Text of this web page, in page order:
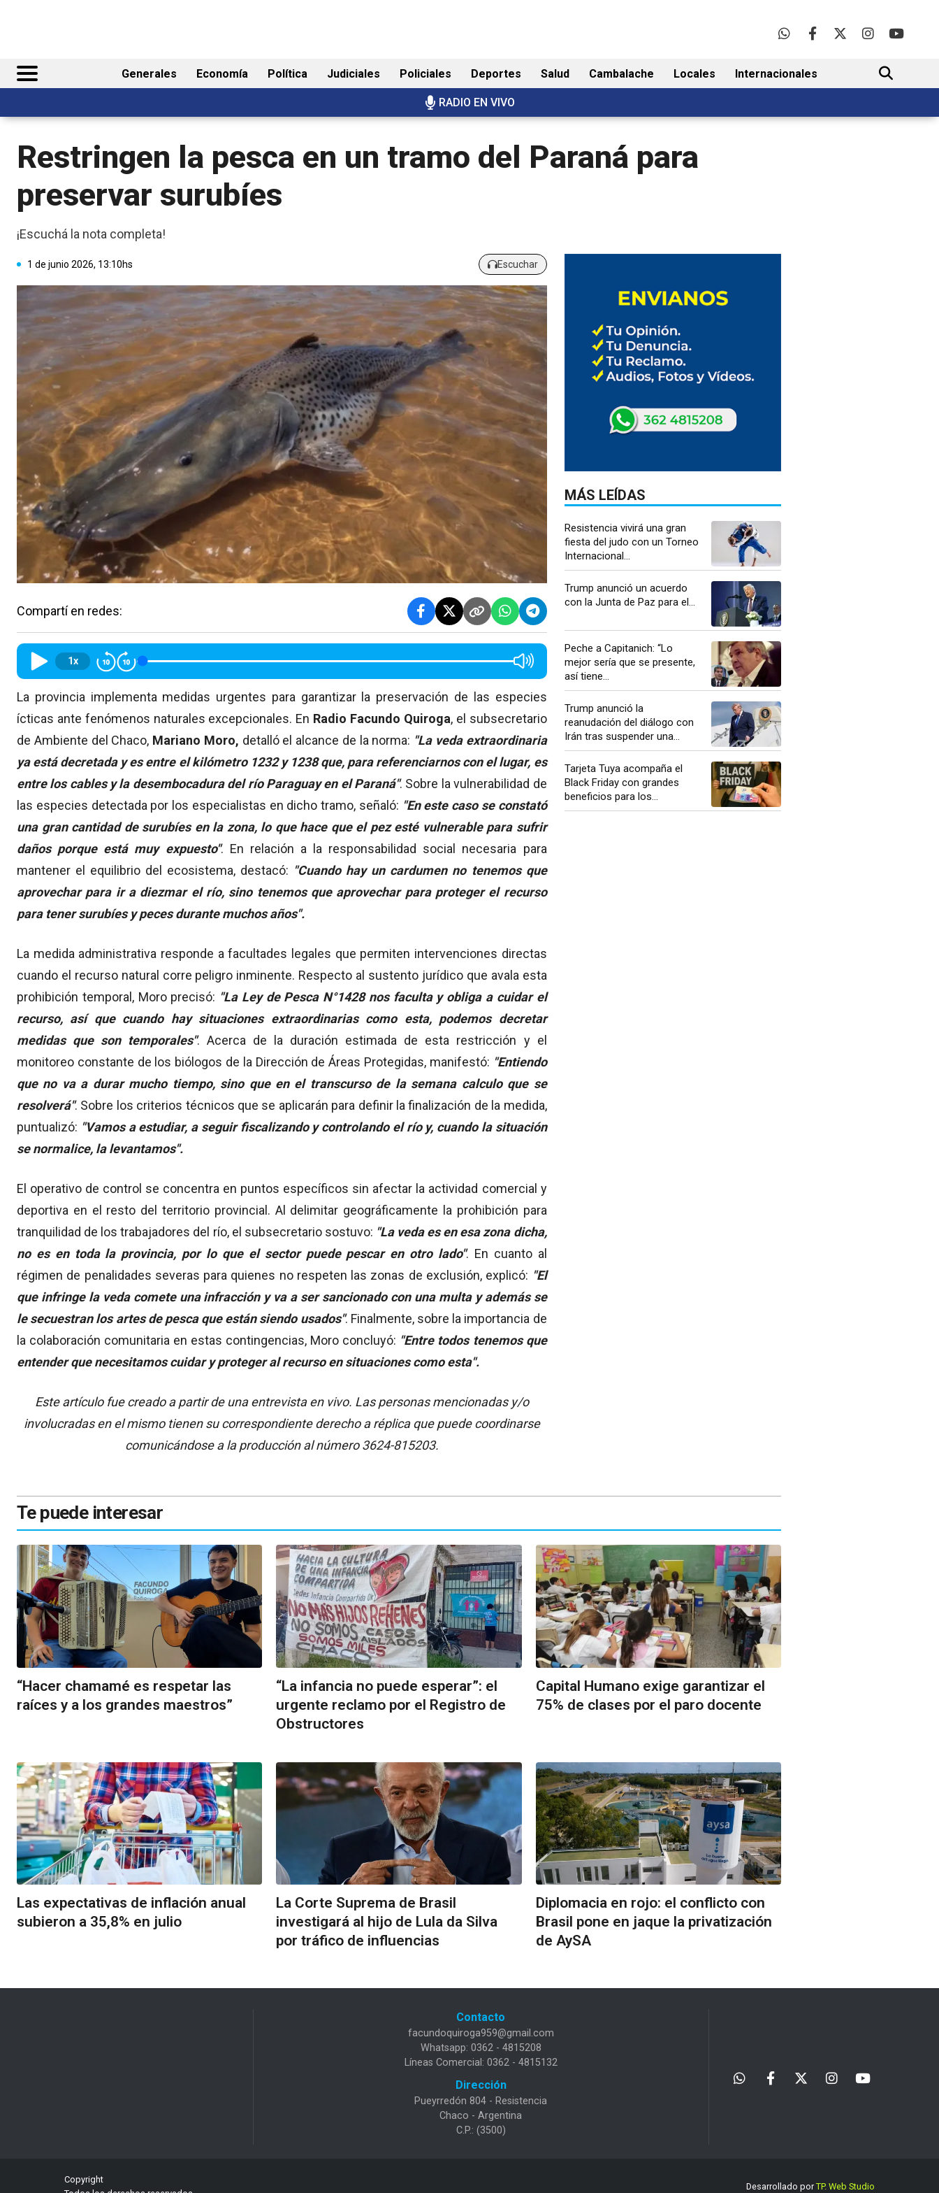
Generales Economía Política Judiciales Policiales Deportes Salud Cambalache Locales Internacionales
RADIO EN VIVO
BUSCAR
Restringen la pesca en un tramo del Paraná para
preservar surubíes
¡Escuchá la nota completa!
1 de junio 2026, 13:10hs Escuchar
Compartí en redes:
1x
La provincia implementa medidas urgentes para garantizar la preservación de las especies
ícticas ante fenómenos naturales excepcionales. En Radio Facundo Quiroga, el subsecretario
de Ambiente del Chaco, Mariano Moro, detalló el alcance de la norma: "La veda extraordinaria
ya está decretada y es entre el kilómetro 1232 y 1238 que, para referenciarnos con el lugar, es
entre los cables y la desembocadura del río Paraguay en el Paraná". Sobre la vulnerabilidad de
las especies detectada por los especialistas en dicho tramo, señaló: "En este caso se constató
una gran cantidad de surubíes en la zona, lo que hace que el pez esté vulnerable para sufrir
daños porque está muy expuesto". En relación a la responsabilidad social necesaria para
mantener el equilibrio del ecosistema, destacó: "Cuando hay un cardumen no tenemos que
aprovechar para ir a diezmar el río, sino tenemos que aprovechar para proteger el recurso
para tener surubíes y peces durante muchos años".
La medida administrativa responde a facultades legales que permiten intervenciones directas
cuando el recurso natural corre peligro inminente. Respecto al sustento jurídico que avala esta
prohibición temporal, Moro precisó: "La Ley de Pesca N°1428 nos faculta y obliga a cuidar el
recurso, así que cuando hay situaciones extraordinarias como esta, podemos decretar
medidas que son temporales". Acerca de la duración estimada de esta restricción y el
monitoreo constante de los biólogos de la Dirección de Áreas Protegidas, manifestó: "Entiendo
que no va a durar mucho tiempo, sino que en el transcurso de la semana calculo que se
resolverá". Sobre los criterios técnicos que se aplicarán para definir la finalización de la medida,
puntualizó: "Vamos a estudiar, a seguir fiscalizando y controlando el río y, cuando la situación
se normalice, la levantamos".
El operativo de control se concentra en puntos específicos sin afectar la actividad comercial y
deportiva en el resto del territorio provincial. Al delimitar geográficamente la prohibición para
tranquilidad de los trabajadores del río, el subsecretario sostuvo: "La veda es en esa zona dicha,
no es en toda la provincia, por lo que el sector puede pescar en otro lado". En cuanto al
régimen de penalidades severas para quienes no respeten las zonas de exclusión, explicó: "El
que infringe la veda comete una infracción y va a ser sancionado con una multa y además se
le secuestran los artes de pesca que están siendo usados". Finalmente, sobre la importancia de
la colaboración comunitaria en estas contingencias, Moro concluyó: "Entre todos tenemos que
entender que necesitamos cuidar y proteger al recurso en situaciones como esta".
Este artículo fue creado a partir de una entrevista en vivo. Las personas mencionadas y/o
involucradas en el mismo tienen su correspondiente derecho a réplica que puede coordinarse
comunicándose a la producción al número 3624-815203.
MÁS LEÍDAS
Resistencia vivirá una gran
fiesta del judo con un Torneo
Internacional...
Trump anunció un acuerdo
con la Junta de Paz para el...
Peche a Capitanich: “Lo
mejor sería que se presente,
así tiene...
Trump anunció la
reanudación del diálogo con
Irán tras suspender una...
Tarjeta Tuya acompaña el
Black Friday con grandes
beneficios para los...
Te puede interesar
“Hacer chamamé es respetar las
raíces y a los grandes maestros”
“La infancia no puede esperar”: el
urgente reclamo por el Registro de
Obstructores
Capital Humano exige garantizar el
75% de clases por el paro docente
Las expectativas de inflación anual
subieron a 35,8% en julio
La Corte Suprema de Brasil
investigará al hijo de Lula da Silva
por tráfico de influencias
Diplomacia en rojo: el conflicto con
Brasil pone en jaque la privatización
de AySA
Contacto
facundoquiroga959@gmail.com
Whatsapp: 0362 - 4815208
Líneas Comercial: 0362 - 4815132
Dirección
Pueyrredón 804 - Resistencia
Chaco - Argentina
C.P.: (3500)
Copyright
Desarrollado porTP. Web Studio